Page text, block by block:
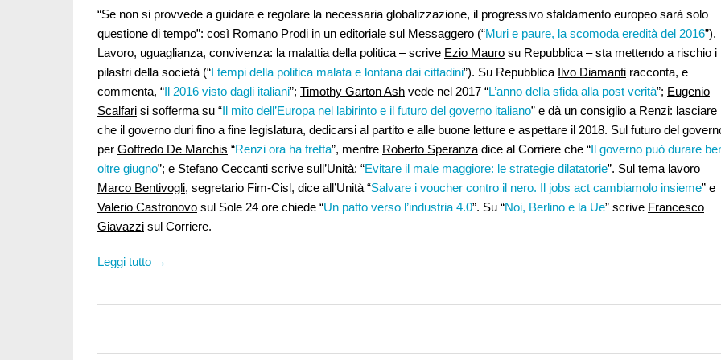
“Se non si provvede a guidare e regolare la necessaria globalizzazione, il progressivo sfaldamento europeo sarà solo
questione di tempo”: così Romano Prodi in un editoriale sul Messaggero (“Muri e paure, la scomoda eredità del 2016”).
Lavoro, uguaglianza, convivenza: la malattia della politica – scrive Ezio Mauro su Repubblica – sta mettendo a rischio i
pilastri della società (“I tempi della politica malata e lontana dai cittadini”). Su Repubblica Ilvo Diamanti racconta, e
commenta, “Il 2016 visto dagli italiani”; Timothy Garton Ash vede nel 2017 “L’anno della sfida alla post verità”; Eugenio
Scalfari si sofferma su “Il mito dell’Europa nel labirinto e il futuro del governo italiano” e dà un consiglio a Renzi: lasciare
che il governo duri fino a fine legislatura, dedicarsi al partito e alle buone letture e aspettare il 2018. Sul futuro del
per Goffredo De Marchis “Renzi ora ha fretta”, mentre Roberto Speranza dice al Corriere che “Il governo può durare
oltre giugno”; e Stefano Ceccanti scrive sull’Unità: “Evitare il male maggiore: le strategie dilatatorie”. Sul tema lavoro
Marco Bentivogli, segretario Fim-Cisl, dice all’Unità “Salvare i voucher contro il nero. Il jobs act cambiamolo insieme” e
Valerio Castronovo sul Sole 24 ore chiede “Un patto verso l’industria 4.0”. Su “Noi, Berlino e la Ue” scrive Francesco
Giavazzi sul Corriere.
Leggi tutto →